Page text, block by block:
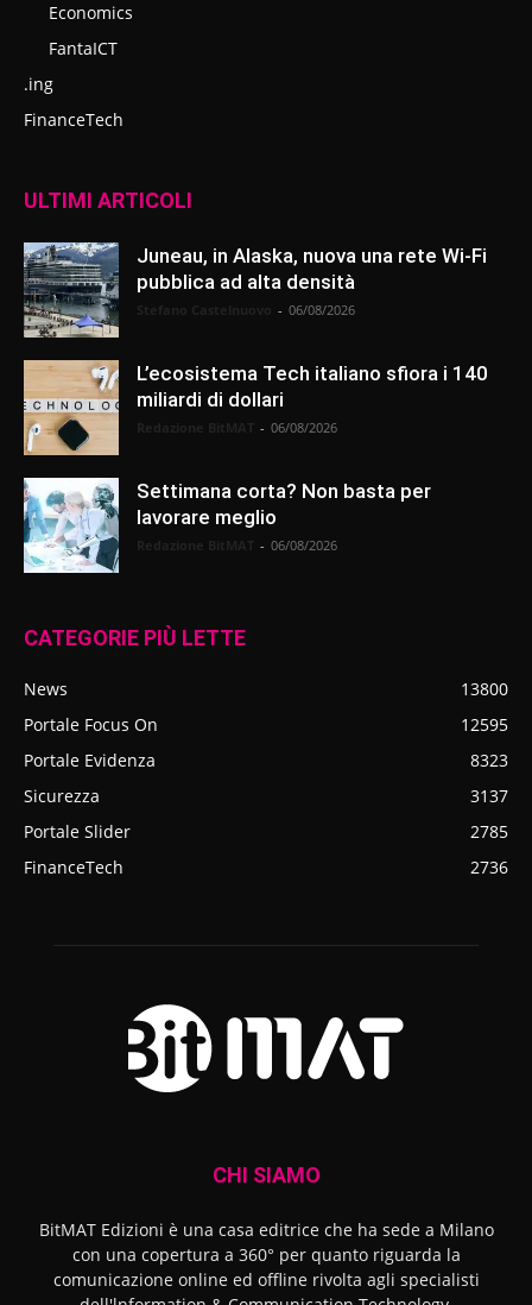
Economics
FantaICT
.ing
FinanceTech
ULTIMI ARTICOLI
Juneau, in Alaska, nuova una rete Wi-Fi
pubblica ad alta densità
- 06/08/2026
L’ecosistema Tech italiano sfiora i 140
miliardi di dollari
- 06/08/2026
Settimana corta? Non basta per
lavorare meglio
- 06/08/2026
CATEGORIE PIÙ LETTE
News
13800
Portale Focus On
12595
Portale Evidenza
8323
Sicurezza
3137
Portale Slider
2785
FinanceTech
2736
CHI SIAMO
BitMAT Edizioni è una casa editrice che ha sede a Milano
con una copertura a 360° per quanto riguarda la
comunicazione online ed offline rivolta agli specialisti